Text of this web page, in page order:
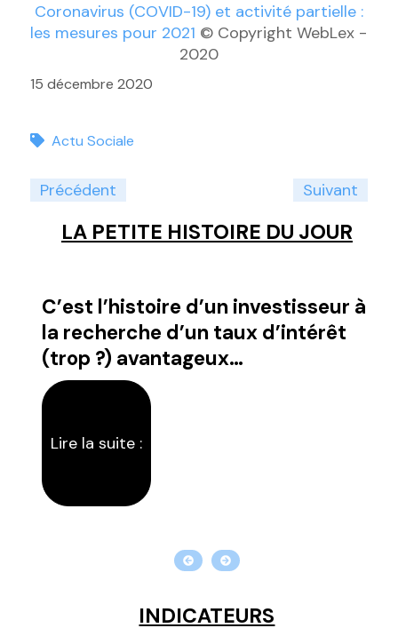
Coronavirus (COVID-19) et activité partielle :
les mesures pour 2021 © Copyright WebLex -
2020
15 décembre 2020
Actu Sociale
Précédent Suivant
LA PETITE HISTOIRE DU JOUR
C’est l’histoire d’un investisseur à
la recherche d’un taux d’intérêt
(trop ?) avantageux…
Lire la suite :
INDICATEURS